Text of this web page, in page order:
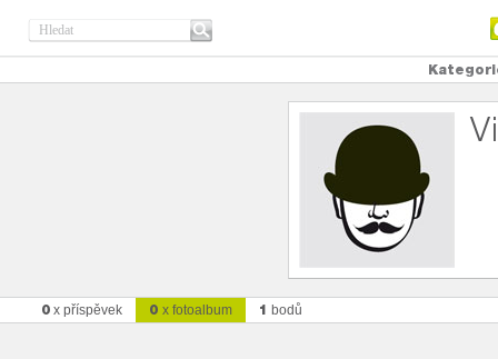
0 x příspěvek 0 x fotoalbum 1 bodů